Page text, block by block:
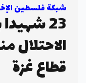
شبكة فلسطين
23
الاحتلال
قطاع غزة